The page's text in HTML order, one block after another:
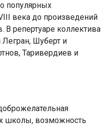
популярных
века до произведений
репертуаре коллектива
Шуберт и
Таривердиев и
школы, возможность